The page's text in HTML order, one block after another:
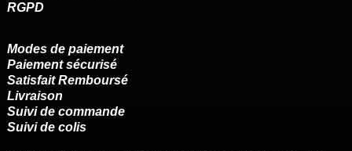
RGPD
Modes de paiement
Paiement sécurisé
Satisfait Remboursé
Livraison
Suivi de commande
Suivi de colis